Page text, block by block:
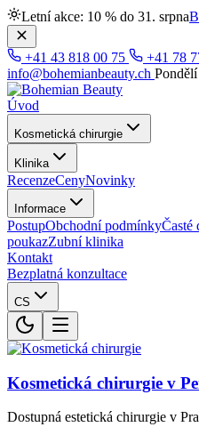
Letní akce: 10 % do 31. srpna
+41 43 818 00 75
+41 78
info@bohemianbeauty.ch
Úvod
Kosmetická chirurgie
Klinika
RecenzeCenyNovinky
Informace
PostupObchodní podmínkyČasté
poukazZubní klinika
Kontakt
Bezplatná konzultace
CS
Kosmetická chirurgie v
Dostupná estetická chirurgie v